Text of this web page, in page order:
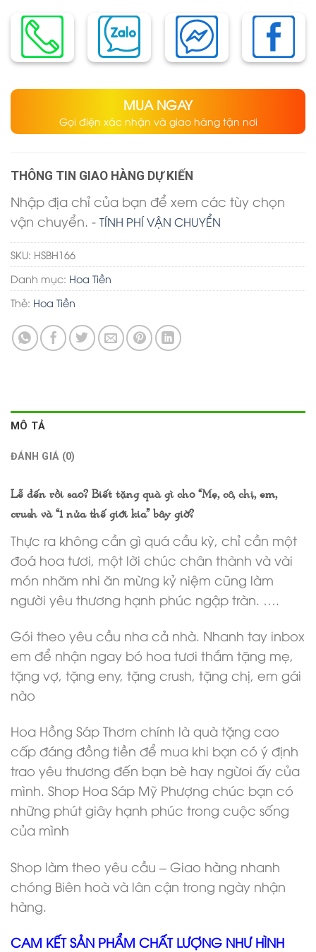
MUA NGAY
Gọi điện xác nhận và giao hàng tận nơi
THÔNG TIN GIAO HÀNG DỰ KIẾN
Nhập địa chỉ của bạn để xem các tùy chọn
vận chuyển. - TÍNH PHÍ VẬN CHUYỂN
SKU: HSBH166
Danh mục: Hoa Tiền
Thẻ: Hoa Tiền
MÔ TẢ
ĐÁNH GIÁ (0)
Lễ đến rồi sao? Biết tặng quà gì cho “Mẹ, cô, chị, em,
crush và “1 nửa thế giới kia” bây giờ?
Thực ra không cần gì quá cầu kỳ, chỉ cần một
đoá hoa tươi, một lời chúc chân thành và vài
món nhăm nhi ăn mừng kỷ niệm cũng làm
người yêu thương hạnh phúc ngập tràn. ….
Gói theo yêu cầu nha cả nhà. Nhanh tay inbox
em để nhận ngay bó hoa tươi thắm tặng mẹ,
tặng vợ, tặng eny, tặng crush, tặng chị, em gái
nào
Hoa Hồng Sáp Thơm chính là quà tặng cao
cấp đáng đồng tiền để mua khi bạn có ý định
trao yêu thương đến bạn bè hay ngừoi ấy của
mình. Shop Hoa Sáp Mỹ Phượng chúc bạn có
những phút giây hạnh phúc trong cuộc sống
của mình
Shop làm theo yêu cầu – Giao hàng nhanh
chóng Biên hoà và lân cận trong ngày nhận
hàng.
CAM KẾT SẢN PHẨM CHẤT LƯỢNG NHƯ HÌNH